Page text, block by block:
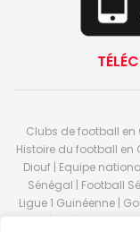
Clubs de football en
Histoire du football en
Diouf | Equipe
Sénégal | Football
Ligue 1 Guinéenne |
direct | But | Actualité